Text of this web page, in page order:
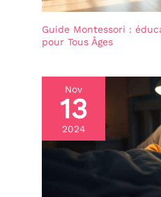
Guide Montessori :
pour Tous Âges
Nov
13
2024